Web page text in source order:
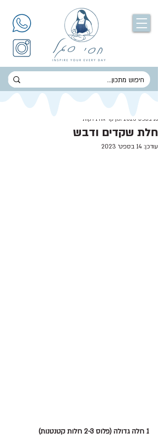
חלת שקדים ודבש
13 בספט׳ 2023
זמן קריאה 1 דקות
עודכן: 14 בספט׳ 2023
1 חלה גדולה (פלוס 2-3 חלות קטנטנות)